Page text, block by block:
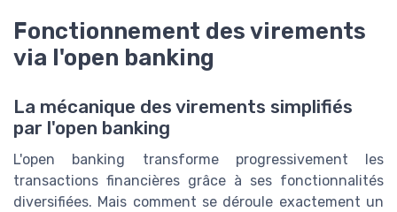
Fonctionnement des virements
via l'open banking
La mécanique des virements simplifiés
par l'open banking
L'open banking transforme progressivement les
transactions financières grâce à ses fonctionnalités
diversifiées. Mais comment se déroule exactement un